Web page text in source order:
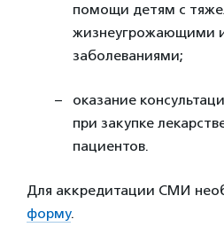
помощи детям с
жизнеугрожающими
заболеваниями;
оказание
при закупке
пациентов.
Для аккредитации СМИ
форму.